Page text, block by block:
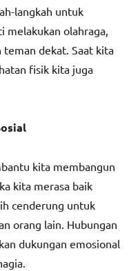
langkah untuk
melakukan olahraga,
teman dekat. Saat kita
fisik kita juga
kita membangun
kita merasa baik
cenderung untuk
orang lain. Hubungan
dukungan emosional